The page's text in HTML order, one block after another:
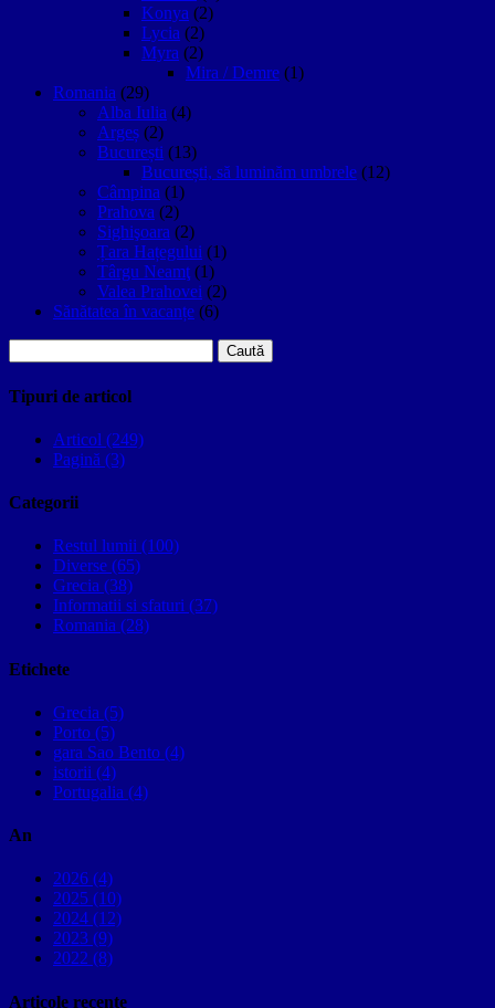
Konya (2)
Lycia (2)
Myra (2)
Mira / Demre (1)
Romania (29)
Alba Iulia (4)
Argeș (2)
București (13)
București, să luminăm umbrele (12)
Câmpina (1)
Prahova (2)
Sighişoara (2)
Țara Hațegului (1)
Târgu Neamţ (1)
Valea Prahovei (2)
Sănătatea în vacanțe (6)
după:
Tipuri de articol
Articol (249)
Pagină (3)
Categorii
Restul lumii (100)
Diverse (65)
Grecia (38)
Informatii si sfaturi (37)
Romania (28)
Etichete
Grecia (5)
Porto (5)
gara Sao Bento (4)
istorii (4)
Portugalia (4)
An
2026 (4)
2025 (10)
2024 (12)
2023 (9)
2022 (8)
Articole recente